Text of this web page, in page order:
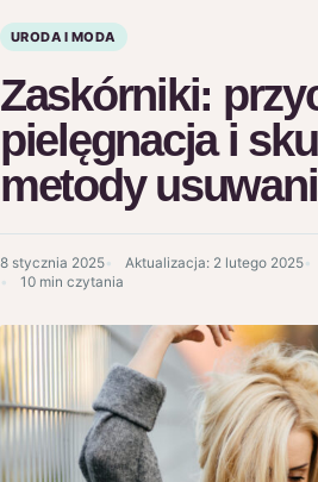
URODA I MODA
Zaskórniki:
pielęgnacja i
metody
8 stycznia 2025 Aktualizacja: 2 lutego 2025
10 min czytania